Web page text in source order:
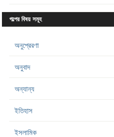
গল্পের বিষয় সমূহ
অনুপ্রেরণা
অনুবাদ
অন্যান্য
ইতিহাস
ইসলামিক